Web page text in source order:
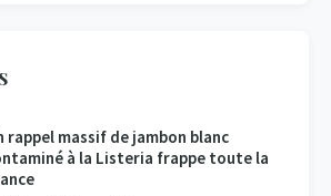
rappel massif de jambon blanc
à la Listeria frappe toute la